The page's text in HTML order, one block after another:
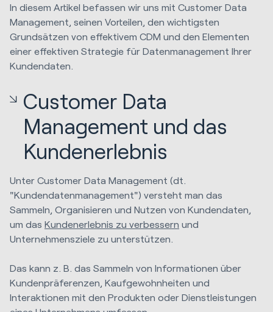
In diesem Artikel befassen wir uns mit Customer Data
Management, seinen Vorteilen, den wichtigsten
Grundsätzen von effektivem CDM und den Elementen
einer effektiven Strategie für Datenmanagement Ihrer
Kundendaten.
Customer Data
Management und das
Kundenerlebnis
Unter Customer Data Management (dt.
"Kundendatenmanagement") versteht man das
Sammeln, Organisieren und Nutzen von Kundendaten,
um das Kundenerlebnis zu verbessern und
Unternehmensziele zu unterstützen.
Das kann z. B. das Sammeln von Informationen über
Kundenpräferenzen, Kaufgewohnheiten und
Interaktionen mit den Produkten oder Dienstleistungen